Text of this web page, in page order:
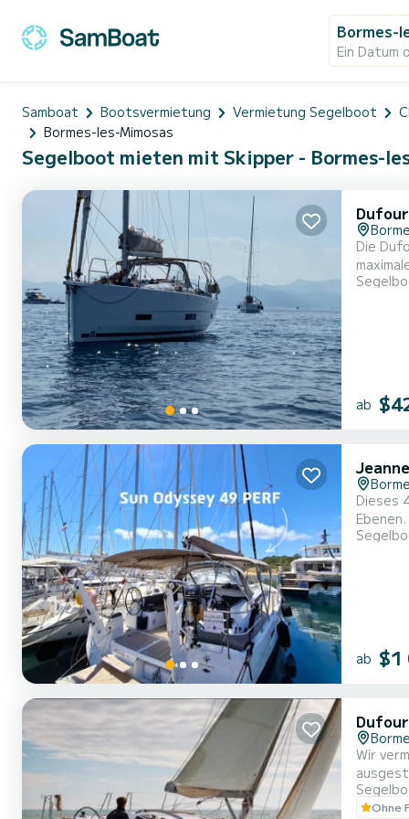
Bormes-
Ein Datum
Samboat Bootsvermietung Vermietung Segelboot
Bormes-les-Mimosas
Segelboot mieten mit Skipper - Bormes-
Die
maximalen Breite von
ab
Dieses
ab $1
Wir vermieten
Ohne